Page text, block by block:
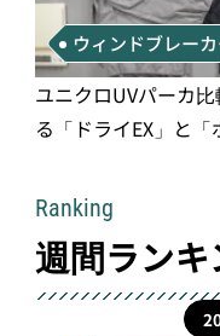
ウィンドブレー
ユニクロUVパーカ
る「ドライEX」と
Ranking
週間ランキ